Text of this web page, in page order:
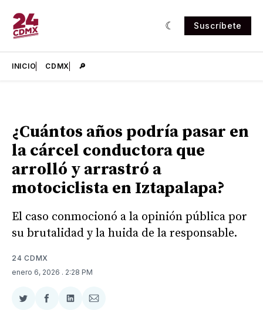
Suscríbete
INICIO CDMX 🔎
¿Cuántos años podría pasar en
la cárcel conductora que
arrolló y arrastró a
motociclista en Iztapalapa?
El caso conmocionó a la opinión pública por
su brutalidad y la huida de la responsable.
24 CDMX
enero 6, 2026 . 2:28 PM
CompartirCompartir
CompartirCompartir